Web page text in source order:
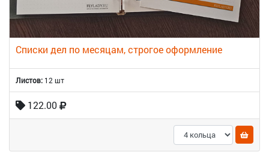
Списки дел по месяцам, строгое оформление
Листов: 12 шт
122.00